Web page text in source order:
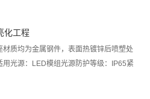
化工程
质均为金属钢件，表面热镀锌后喷塑处
光源：LED模组光源防护等级：IP65紧
围筒可定做各种文化元素。产品特点：
散